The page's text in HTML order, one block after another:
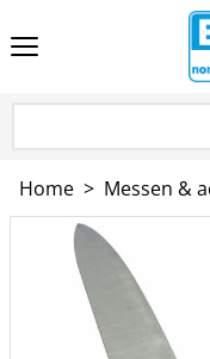
Home > Messen &